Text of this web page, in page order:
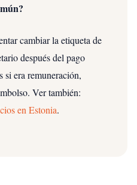
cambiar la etiqueta de
después del pago
si era remuneración,
Ver también:
en Estonia.